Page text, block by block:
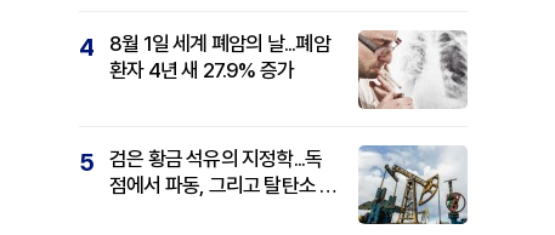
4
8월 1일 세계 폐암의 날...폐암
환자 4년 새 27.9% 증가
5
검은 황금 석유의 지정학...독
점에서 파동, 그리고 탈탄소 패